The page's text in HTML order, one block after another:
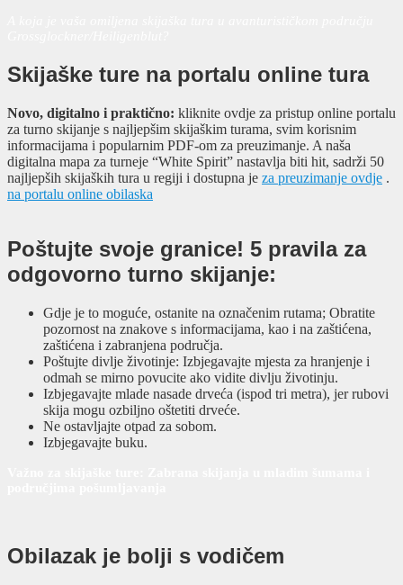
Skijaške ture na portalu online tura
Novo, digitalno i praktično: kliknite ovdje za pristup online portalu
za turno skijanje s najljepšim skijaškim turama, svim korisnim
informacijama i popularnim PDF-om za preuzimanje. A naša
digitalna mapa za turneje “White Spirit” nastavlja biti hit, sadrži 50
najljepših skijaških tura u regiji i dostupna je za preuzimanje ovdje .
na portalu online obilaska
Poštujte svoje granice! 5 pravila za
odgovorno turno skijanje:
Gdje je to moguće, ostanite na označenim rutama; Obratite
pozornost na znakove s informacijama, kao i na zaštićena,
zaštićena i zabranjena područja.
Poštujte divlje životinje: Izbjegavajte mjesta za hranjenje i
odmah se mirno povucite ako vidite divlju životinju.
Izbjegavajte mlade nasade drveća (ispod tri metra), jer rubovi
skija mogu ozbiljno oštetiti drveće.
Ne ostavljajte otpad za sobom.
Izbjegavajte buku.
Obilazak je bolji s vodičem